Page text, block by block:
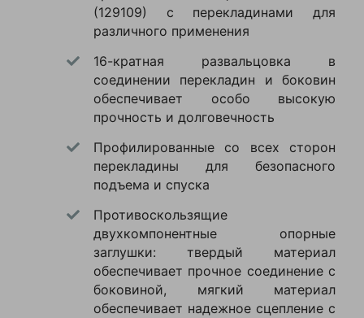
(129109) с перекладинами для
различного применения
16-кратная развальцовка в
соединении перекладин и боковин
обеспечивает особо высокую
прочность и долговечность
Профилированные со всех сторон
перекладины для безопасного
подъема и спуска
Противоскользящие
двухкомпонентные опорные
заглушки: твердый материал
обеспечивает прочное соединение с
боковиной, мягкий материал
обеспечивает надежное сцепление с
4400
мм
кг
360
мм
5.8
кг
приставная
лестница
бытовое,
промышленное
Цена показалась
адекватной для такого
качества. За свои
деньги получаешь
надежную лестницу,
которая не шатается и
широкие, стоять удобно.
Сложить легко,
фиксаторы работают
четко. В хозяйстве вещь
незаменимая — и
лампочку поменять, и
до полки добраться.
Доставка быстрая, все
упаковано хорошо, без